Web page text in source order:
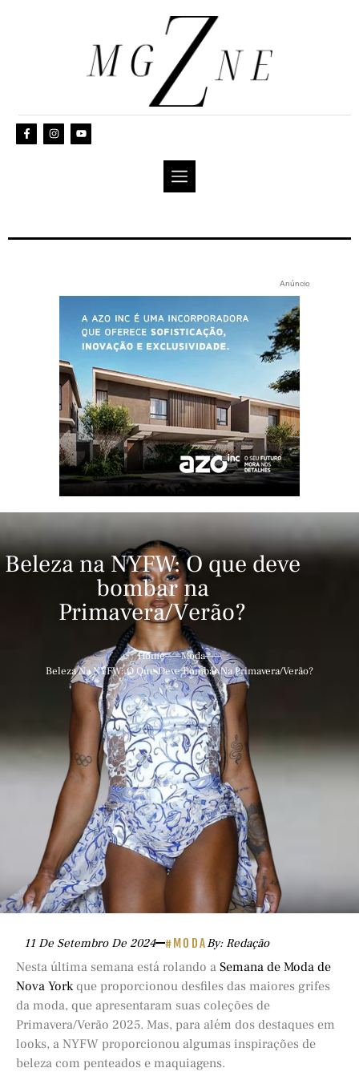
Anúncio
Beleza na NYFW: O que deve
bombar na
Primavera/Verão?
Home
Moda
Beleza Na NYFW: O Que Deve Bombar Na Primavera/Verão?
11 De Setembro De 2024 #MODABy: Redação
Nesta última semana está rolando a Semana de Moda de
Nova Yorkque proporcionou desfiles das maiores grifes
da moda, que apresentaram suas coleções de
Primavera/Verão 2025. Mas, para além dos destaques em
looks, a NYFW proporcionou algumas inspirações de
beleza com penteados e maquiagens.